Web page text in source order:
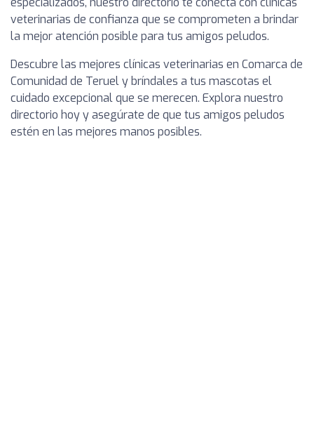
veterinarias de confianza que se comprometen a brindar
la mejor atención posible para tus amigos peludos.
Descubre las mejores clínicas veterinarias en Comarca de
Comunidad de Teruel y bríndales a tus mascotas el
cuidado excepcional que se merecen. Explora nuestro
directorio hoy y asegúrate de que tus amigos peludos
estén en las mejores manos posibles.